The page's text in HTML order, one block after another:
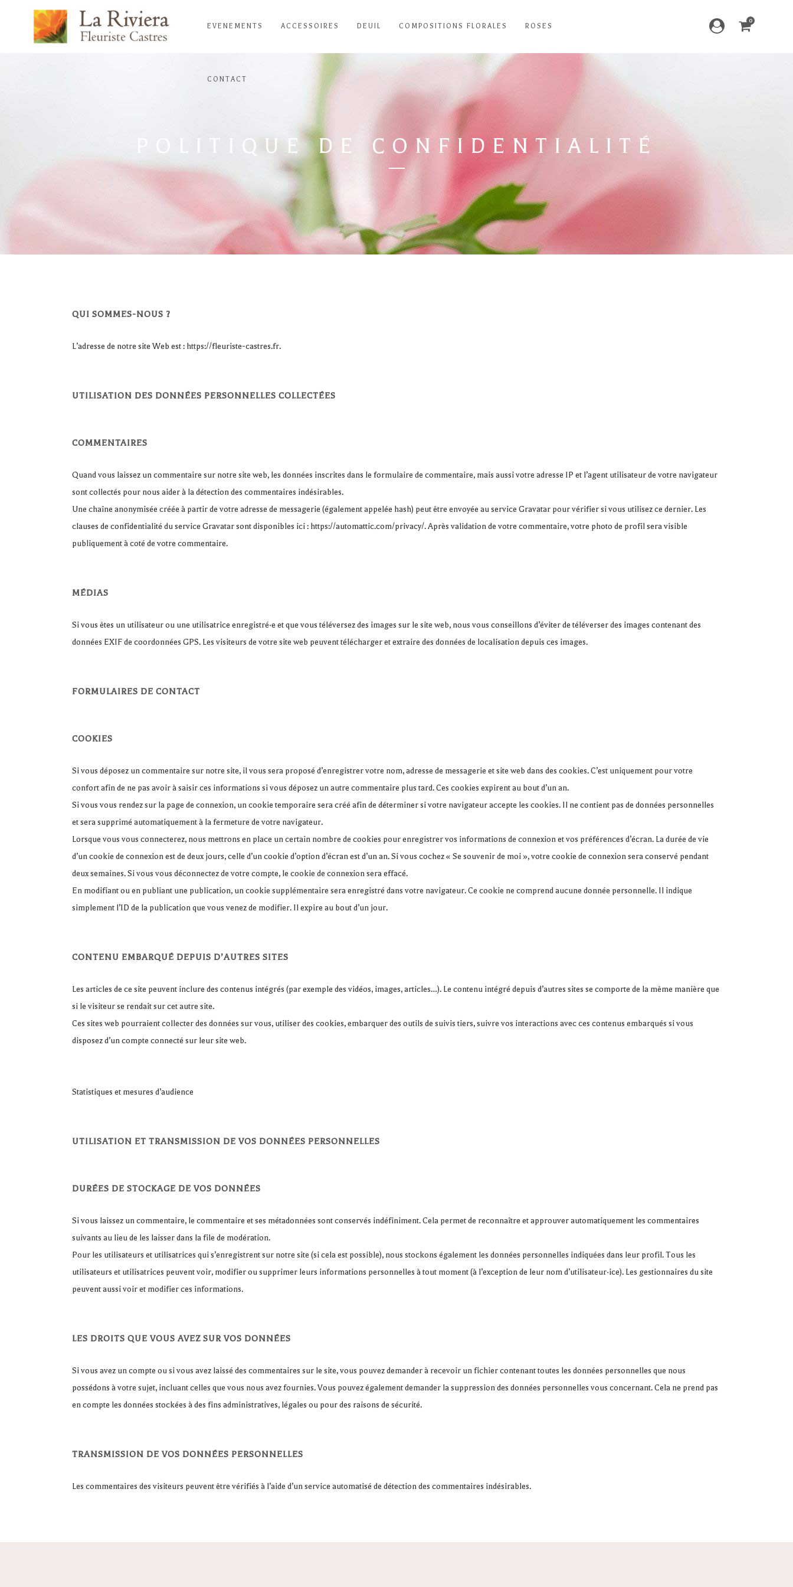
0
EVENEMENTS ACCESSOIRES DEUIL COMPOSITIONS FLORALES ROSES
CONTACT
POLITIQUE DE CONFIDENTIALITÉ
QUI SOMMES-NOUS ?
L’adresse de notre site Web est : https://fleuriste-castres.fr.
UTILISATION DES DONNÉES PERSONNELLES COLLECTÉES
COMMENTAIRES
Quand vous laissez un commentaire sur notre site web, les données inscrites dans le formulaire de commentaire, mais aussi votre adresse IP et l’agent utilisateur de votre navigateur
sont collectés pour nous aider à la détection des commentaires indésirables.
Une chaîne anonymisée créée à partir de votre adresse de messagerie (également appelée hash) peut être envoyée au service Gravatar pour vérifier si vous utilisez ce dernier. Les
clauses de confidentialité du service Gravatar sont disponibles ici : https://automattic.com/privacy/. Après validation de votre commentaire, votre photo de profil sera visible
publiquement à coté de votre commentaire.
MÉDIAS
Si vous êtes un utilisateur ou une utilisatrice enregistré·e et que vous téléversez des images sur le site web, nous vous conseillons d’éviter de téléverser des images contenant des
données EXIF de coordonnées GPS. Les visiteurs de votre site web peuvent télécharger et extraire des données de localisation depuis ces images.
FORMULAIRES DE CONTACT
COOKIES
Si vous déposez un commentaire sur notre site, il vous sera proposé d’enregistrer votre nom, adresse de messagerie et site web dans des cookies. C’est uniquement pour votre
confort afin de ne pas avoir à saisir ces informations si vous déposez un autre commentaire plus tard. Ces cookies expirent au bout d’un an.
Si vous vous rendez sur la page de connexion, un cookie temporaire sera créé afin de déterminer si votre navigateur accepte les cookies. Il ne contient pas de données personnelles
et sera supprimé automatiquement à la fermeture de votre navigateur.
Lorsque vous vous connecterez, nous mettrons en place un certain nombre de cookies pour enregistrer vos informations de connexion et vos préférences d’écran. La durée de vie
d’un cookie de connexion est de deux jours, celle d’un cookie d’option d’écran est d’un an. Si vous cochez « Se souvenir de moi », votre cookie de connexion sera conservé pendant
deux semaines. Si vous vous déconnectez de votre compte, le cookie de connexion sera effacé.
En modifiant ou en publiant une publication, un cookie supplémentaire sera enregistré dans votre navigateur. Ce cookie ne comprend aucune donnée personnelle. Il indique
simplement l’ID de la publication que vous venez de modifier. Il expire au bout d’un jour.
CONTENU EMBARQUÉ DEPUIS D’AUTRES SITES
Les articles de ce site peuvent inclure des contenus intégrés (par exemple des vidéos, images, articles…). Le contenu intégré depuis d’autres sites se comporte de la même manière que
si le visiteur se rendait sur cet autre site.
Ces sites web pourraient collecter des données sur vous, utiliser des cookies, embarquer des outils de suivis tiers, suivre vos interactions avec ces contenus embarqués si vous
disposez d’un compte connecté sur leur site web.
Statistiques et mesures d’audience
UTILISATION ET TRANSMISSION DE VOS DONNÉES PERSONNELLES
DURÉES DE STOCKAGE DE VOS DONNÉES
Si vous laissez un commentaire, le commentaire et ses métadonnées sont conservés indéfiniment. Cela permet de reconnaître et approuver automatiquement les commentaires
suivants au lieu de les laisser dans la file de modération.
Pour les utilisateurs et utilisatrices qui s’enregistrent sur notre site (si cela est possible), nous stockons également les données personnelles indiquées dans leur profil. Tous les
utilisateurs et utilisatrices peuvent voir, modifier ou supprimer leurs informations personnelles à tout moment (à l’exception de leur nom d’utilisateur·ice). Les gestionnaires du site
peuvent aussi voir et modifier ces informations.
LES DROITS QUE VOUS AVEZ SUR VOS DONNÉES
Si vous avez un compte ou si vous avez laissé des commentaires sur le site, vous pouvez demander à recevoir un fichier contenant toutes les données personnelles que nous
possédons à votre sujet, incluant celles que vous nous avez fournies. Vous pouvez également demander la suppression des données personnelles vous concernant. Cela ne prend pas
en compte les données stockées à des fins administratives, légales ou pour des raisons de sécurité.
TRANSMISSION DE VOS DONNÉES PERSONNELLES
Les commentaires des visiteurs peuvent être vérifiés à l’aide d’un service automatisé de détection des commentaires indésirables.